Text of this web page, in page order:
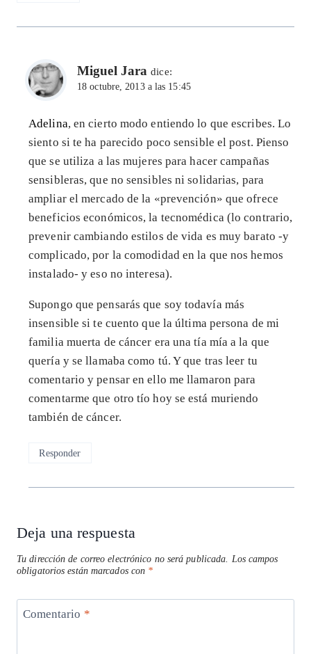
Miguel Jara dice:
18 octubre, 2013 a las 15:45
Adelina, en cierto modo entiendo lo que escribes. Lo
siento si te ha parecido poco sensible el post. Pienso
que se utiliza a las mujeres para hacer campañas
sensibleras, que no sensibles ni solidarias, para
ampliar el mercado de la «prevención» que ofrece
beneficios económicos, la tecnomédica (lo contrario,
prevenir cambiando estilos de vida es muy barato -y
complicado, por la comodidad en la que nos hemos
instalado- y eso no interesa).
Supongo que pensarás que soy todavía más
insensible si te cuento que la última persona de mi
familia muerta de cáncer era una tía mía a la que
quería y se llamaba como tú. Y que tras leer tu
comentario y pensar en ello me llamaron para
comentarme que otro tío hoy se está muriendo
también de cáncer.
Responder
Deja una respuesta
Tu dirección de correo electrónico no será publicada.
Los campos
obligatorios están marcados con *
Comentario *